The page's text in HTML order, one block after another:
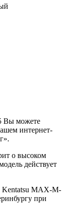
Вы можете
интернет-
о высоком
действует
Kentatsu MAX-M-
при